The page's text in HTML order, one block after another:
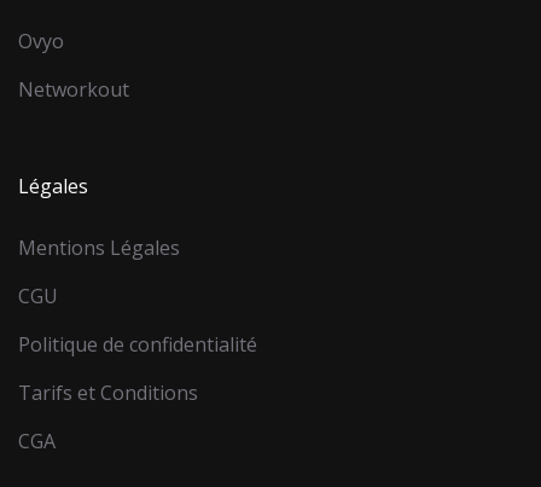
Ovyo
Networkout
Légales
Mentions Légales
CGU
Politique de confidentialité
Tarifs et Conditions
CGA